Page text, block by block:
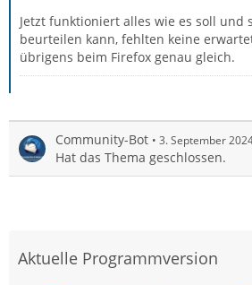
Jetzt funktioniert alles wie es soll und
beurteilen kann, fehlten keine
übrigens beim Firefox genau gleich.
Community-Bot 3. September
Hat das Thema geschlossen.
Aktuelle Programmversion